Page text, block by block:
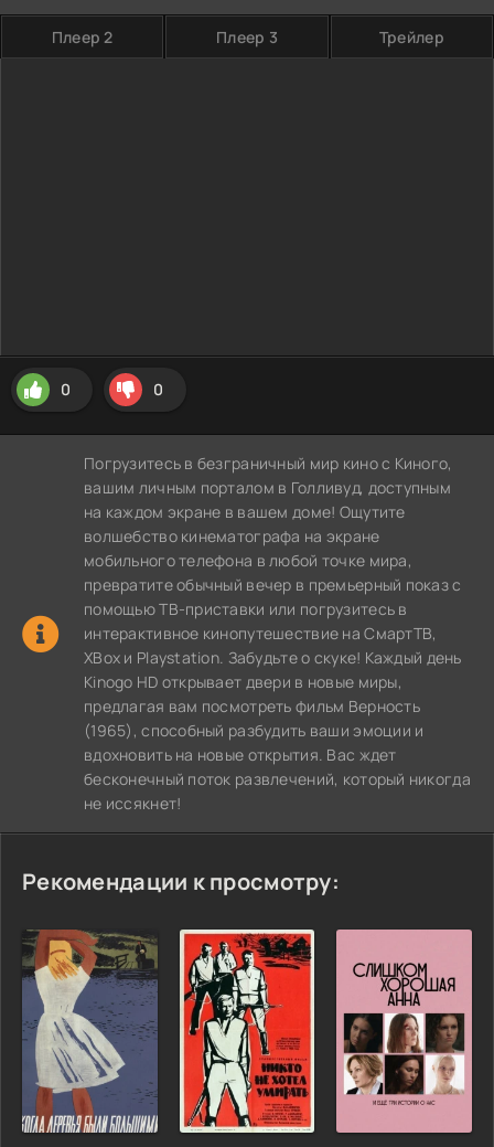
Плеер 2 Плеер 3 Трейлер
0 0
Погрузитесь в безграничный мир кино с Киного,
вашим личным порталом в Голливуд, доступным
на каждом экране в вашем доме! Ощутите
волшебство кинематографа на экране
мобильного телефона в любой точке мира,
превратите обычный вечер в премьерный показ с
помощью ТВ-приставки или погрузитесь в
интерактивное кинопутешествие на СмартТВ,
XBox и Playstation. Забудьте о скуке! Каждый день
Kinogo HD открывает двери в новые миры,
предлагая вам посмотреть фильм Верность
(1965), способный разбудить ваши эмоции и
вдохновить на новые открытия. Вас ждет
бесконечный поток развлечений, который никогда
не иссякнет!
Рекомендации к просмотру: